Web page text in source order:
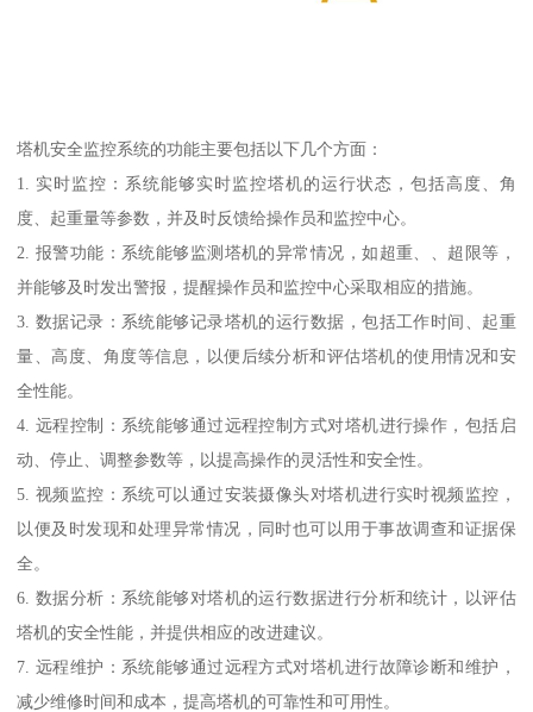
塔机安全监控系统的功能主要包括以下几个方面：
1. 实时监控：系统能够实时监控塔机的运行状态，包括高度、角
度、起重量等参数，并及时反馈给操作员和监控中心。
2. 报警功能：系统能够监测塔机的异常情况，如超重、、超限等，
并能够及时发出警报，提醒操作员和监控中心采取相应的措施。
3. 数据记录：系统能够记录塔机的运行数据，包括工作时间、起重
量、高度、角度等信息，以便后续分析和评估塔机的使用情况和安
全性能。
4. 远程控制：系统能够通过远程控制方式对塔机进行操作，包括启
动、停止、调整参数等，以提高操作的灵活性和安全性。
5. 视频监控：系统可以通过安装摄像头对塔机进行实时视频监控，
以便及时发现和处理异常情况，同时也可以用于事故调查和证据保
全。
6. 数据分析：系统能够对塔机的运行数据进行分析和统计，以评估
塔机的安全性能，并提供相应的改进建议。
7. 远程维护：系统能够通过远程方式对塔机进行故障诊断和维护，
减少维修时间和成本，提高塔机的可靠性和可用性。